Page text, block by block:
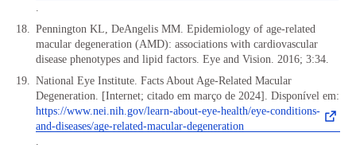
.
Pennington KL, DeAngelis MM. Epidemiology of age-related
macular degeneration (AMD): associations with cardiovascular
disease phenotypes and lipid factors. Eye and Vision. 2016; 3:34.
National Eye Institute. Facts About Age-Related Macular
Degeneration. [Internet; citado em março de 2024]. Disponível em:
https://www.nei.nih.gov/learn-about-eye-health/eye-conditions-
and-diseases/age-related-macular-degeneration
.